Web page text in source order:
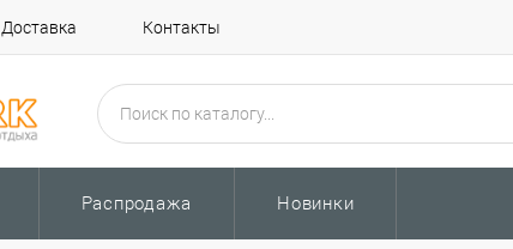
Доставка Контакты
Распродажа Новинки